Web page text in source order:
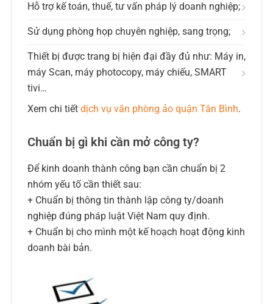
Hỗ trợ kế toán, thuế, tư vấn pháp lý doanh nghiệp;
Sử dụng phòng họp chuyên nghiệp, sang trọng;
Thiết bị được trang bị hiện đại đầy đủ như: Máy in,
máy Scan, máy photocopy, máy chiếu, SMART
tivi…
Xem chi tiết dịch vụ văn phòng ảo quận Tân Bình.
Chuẩn bị gì khi cần mở công ty?
Để kinh doanh thành công bạn cần chuẩn bị 2
nhóm yếu tố cần thiết sau:
+ Chuẩn bị thông tin thành lập công ty/doanh
nghiệp đúng pháp luật Việt Nam quy định.
+ Chuẩn bị cho mình một kế hoạch hoạt động kinh
doanh bài bản.